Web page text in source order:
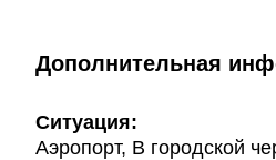
Дополнительная
Ситуация:
Аэропорт, В городской